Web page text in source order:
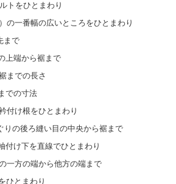
トをひとまわり
の一番幅の広いところをひとまわり
まで
上端から裾まで
までの長さ
での寸法
付け根をひとまわり
りの後ろ縫い目の中央から裾まで
付け下を直線でひとまわり
一方の端から他方の端まで
ひとまわり